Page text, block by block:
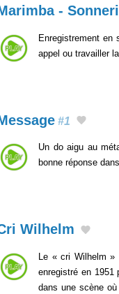
-
Enregistrement en
appel ou travailler
#1
Un do aigu au
bonne réponse
Wilhelm
Le « cri Wilhelm »
enregistré en 1951
dans une scène